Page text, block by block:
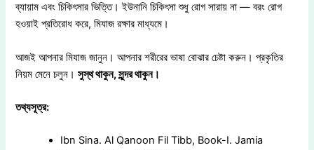
ব্যায়াম এবং চিকিৎসার ভিত্তি। ইউনানি চিকিৎসা শুধু রোগ সারায় না — বরং রোগ
হওয়াই প্রতিরোধ করে, মিযাজ রক্ষার মাধ্যমে।
আজই আপনার মিযাজ জানুন। আপনার শরীরের ভাষা বোঝার চেষ্টা করুন। প্রকৃতির
নিয়ম মেনে চলুন।সুস্থ থাকুন, সুন্দর থাকুন।
তথ্যসূত্র:
Ibn Sina. Al Qanoon Fil Tibb, Book-I. Jamia